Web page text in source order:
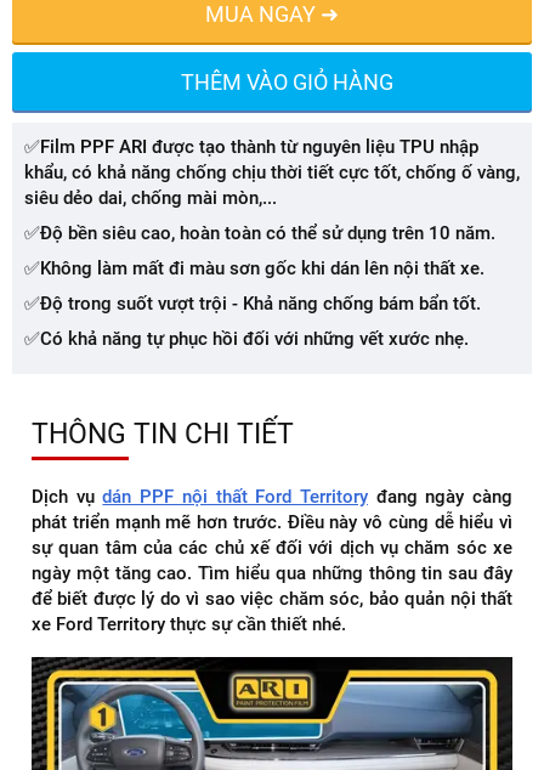
MUA NGAY ➜
THÊM VÀO GIỎ HÀNG
✅Film PPF ARI được tạo thành từ nguyên liệu TPU nhập
khẩu, có khả năng chống chịu thời tiết cực tốt, chống ố vàng,
siêu dẻo dai, chống mài mòn,...
✅Độ bền siêu cao, hoàn toàn có thể sử dụng trên 10 năm.
✅Không làm mất đi màu sơn gốc khi dán lên nội thất xe.
✅Độ trong suốt vượt trội - Khả năng chống bám bẩn tốt.
✅Có khả năng tự phục hồi đối với những vết xước nhẹ.
THÔNG TIN CHI TIẾT
Dịch vụdán PPF nội thất Ford Territoryđang ngày càng
phát triển mạnh mẽ hơn trước. Điều này vô cùng dễ hiểu vì
sự quan tâm của các chủ xế đối với dịch vụ chăm sóc xe
ngày một tăng cao. Tìm hiểu qua những thông tin sau đây
để biết được lý do vì sao việc chăm sóc, bảo quản nội thất
xe Ford Territory thực sự cần thiết nhé.